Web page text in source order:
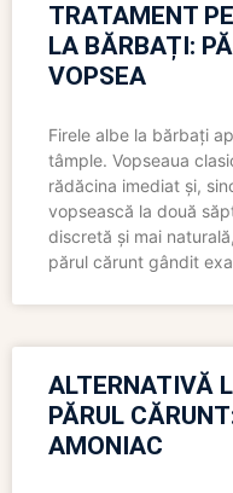
TRATAMENT
LA BĂRBAȚI:
VOPSEA
Firele albe la bărbați
tâmple. Vopseaua
rădăcina imediat și,
vopsească la două
discretă și mai
părul cărunt gândit
ALTERNATIVĂ
PĂRUL
AMONIAC